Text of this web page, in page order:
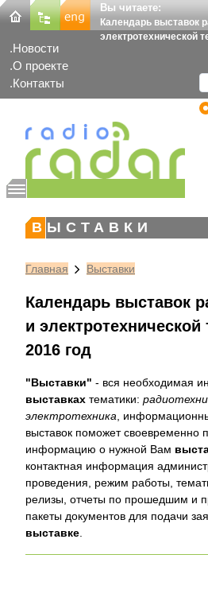
Вы читаете:
Календарь выставок
электротехнической
Новости
О проекте
Контакты
ВЫСТАВКИ
Главная Выставки
Календарь выставок
и
2016 год
"Выставки" - вся необходимая
выставках тематики:
электротехника ,
выставок поможет своевременно
информацию о нужной Вам
контактная информация
проведения, режим работы,
релизы, отчеты по прошедшим и
пакеты документов для подачи
выставке